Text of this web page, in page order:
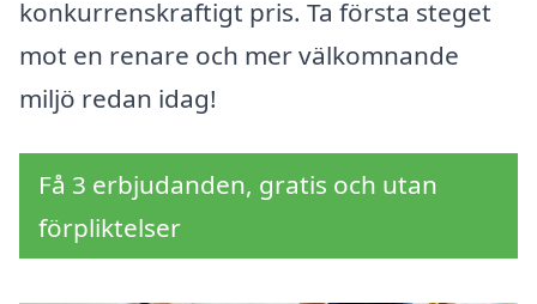
konkurrenskraftigt pris. Ta första steget
mot en renare och mer välkomnande
miljö redan idag!
Få 3 erbjudanden, gratis och utan
förpliktelser